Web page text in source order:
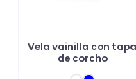
Vela vainilla con tapa
de corcho